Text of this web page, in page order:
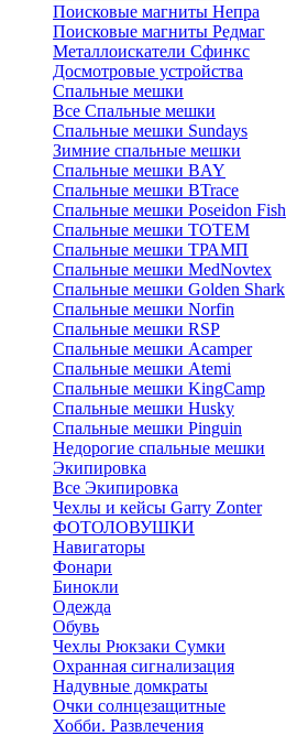
Поисковые магниты Непра
Поисковые магниты Редмаг
Металлоискатели Сфинкс
Досмотровые устройства
Спальные мешки
Все Спальные мешки
Спальные мешки Sundays
Зимние спальные мешки
Спальные мешки BAY
Спальные мешки BTrace
Спальные мешки Poseidon Fish
Спальные мешки ТОТЕМ
Спальные мешки ТРАМП
Cпальные мешки MedNovtex
Спальные мешки Golden Shark
Спальные мешки Norfin
Спальные мешки RSP
Спальные мешки Acamper
Спальные мешки Atemi
Спальные мешки KingCamp
Спальные мешки Husky
Спальные мешки Pinguin
Недорогие спальные мешки
Экипировка
Все Экипировка
Чехлы и кейсы Garry Zonter
ФОТОЛОВУШКИ
Навигаторы
Фонари
Бинокли
Одежда
Обувь
Чехлы Рюкзаки Сумки
Охранная сигнализация
Надувные домкраты
Очки солнцезащитные
Хобби. Развлечения